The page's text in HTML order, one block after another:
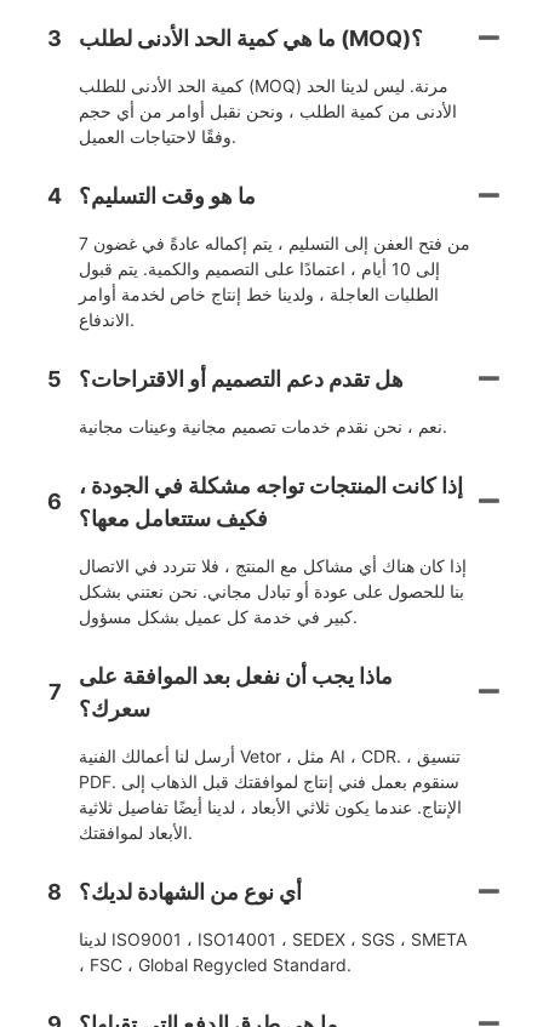
3 ما هي كمية الحد الأدنى لطلب (MOQ)؟
كمية الحد الأدنى للطلب (MOQ) مرنة. ليس لدينا الحد
الأدنى من كمية الطلب ، ونحن نقبل أوامر من أي حجم
وفقًا لاحتياجات العميل.
4 ما هو وقت التسليم؟
من فتح العفن إلى التسليم ، يتم إكماله عادةً في غضون 7
إلى 10 أيام ، اعتمادًا على التصميم والكمية. يتم قبول
الطلبات العاجلة ، ولدينا خط إنتاج خاص لخدمة أوامر
الاندفاع.
5 هل تقدم دعم التصميم أو الاقتراحات؟
نعم ، نحن نقدم خدمات تصميم مجانية وعينات مجانية.
6
إذا كانت المنتجات تواجه مشكلة في الجودة ،
فكيف ستتعامل معها؟
إذا كان هناك أي مشاكل مع المنتج ، فلا تتردد في الاتصال
بنا للحصول على عودة أو تبادل مجاني. نحن نعتني بشكل
كبير في خدمة كل عميل بشكل مسؤول.
7
ماذا يجب أن نفعل بعد الموافقة على
سعرك؟
أرسل لنا أعمالك الفنية Vetor ، مثل AI ، CDR. ، تنسيق
PDF. سنقوم بعمل فني إنتاج لموافقتك قبل الذهاب إلى
الإنتاج. عندما يكون ثلاثي الأبعاد ، لدينا أيضًا تفاصيل ثلاثية
الأبعاد لموافقتك.
8 أي نوع من الشهادة لديك؟
لدينا ISO9001 ، ISO14001 ، SEDEX ، SGS ، SMETA
، FSC ، Global Regycled Standard.